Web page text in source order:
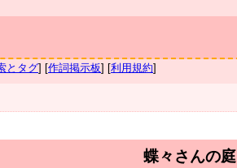
とタグ] [作詞掲示板] [利用規約]
蝶々さんの庭